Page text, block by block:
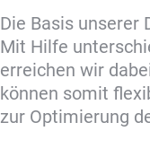
Die Basis unserer
Mit Hilfe
erreichen wir
können somit
zur Optimierung